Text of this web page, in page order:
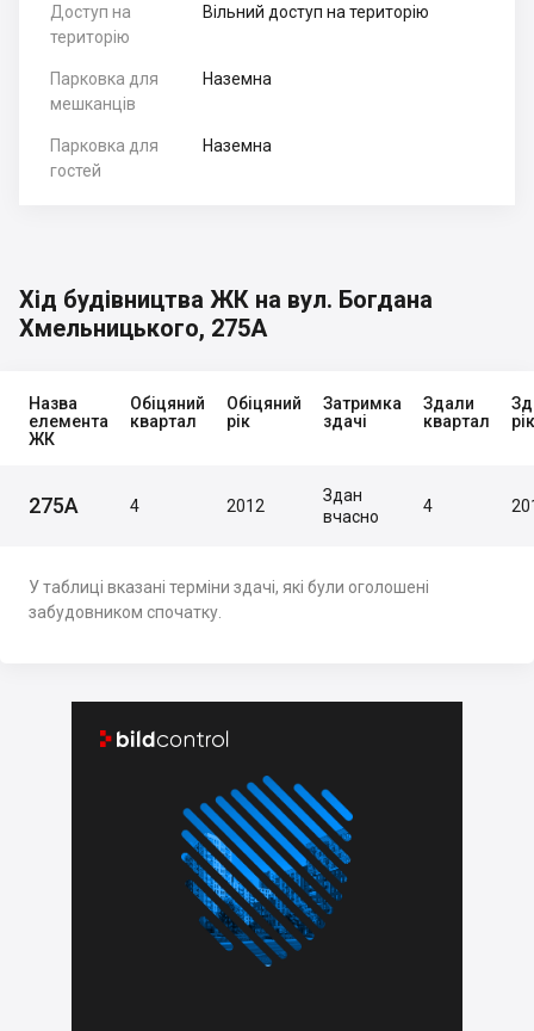
Доступ на
територію
Вільний доступ на територію
Парковка для
мешканців
Наземна
Парковка для
гостей
Наземна
Хід будівництва ЖК на вул. Богдана
Хмельницького, 275А
Назва
елемента
ЖК
Обіцяний
квартал
Обіцяний
рік
Затримка
здачі
Здали
квартал
рік
275А 4 2012
Здан
вчасно
4
У таблиці вказані терміни здачі, які були оголошені
забудовником спочатку.
 